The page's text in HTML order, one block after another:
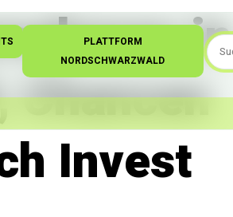
PLATTFORM
NORDSCHWARZWALD
in
Chancen
Invest